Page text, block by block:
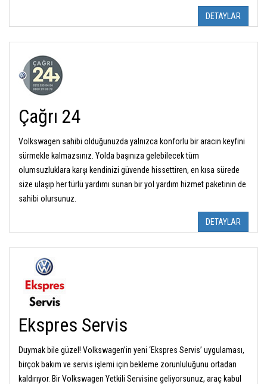
DETAYLAR
Çağrı 24
Volkswagen sahibi olduğunuzda yalnızca konforlu bir aracın keyfini
sürmekle kalmazsınız. Yolda başınıza gelebilecek tüm
olumsuzluklara karşı kendinizi güvende hissettiren, en kısa sürede
size ulaşıp her türlü yardımı sunan bir yol yardım hizmet paketinin de
sahibi olursunuz.
DETAYLAR
Ekspres Servis
Duymak bile güzel! Volkswagen’in yeni ‘Ekspres Servis’ uygulaması,
birçok bakım ve servis işlemi için bekleme zorunluluğunu ortadan
kaldırıyor. Bir Volkswagen Yetkili Servisine geliyorsunuz, araç kabul